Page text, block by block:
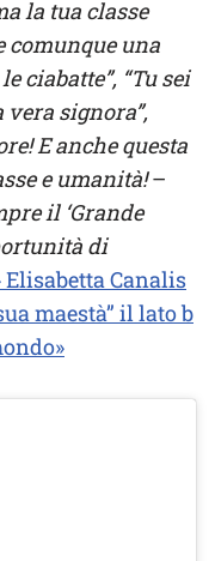
la tua classe
comunque una
ciabatte”, “Tu sei
vera signora”,
E anche questa
e umanità!–
il ‘Grande
di
Elisabetta Canalis
maestà” il lato b